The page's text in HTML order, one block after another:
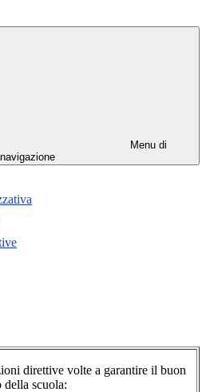
Menu di
navigazione
direttive volte a garantire il buon
della scuola: